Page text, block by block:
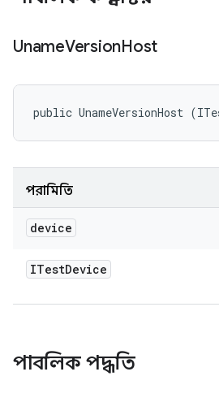
UnameVersionHost
public UnameVersionHost
পরামিতি
device
ITestDevice
পাবলিক পদ্ধতি